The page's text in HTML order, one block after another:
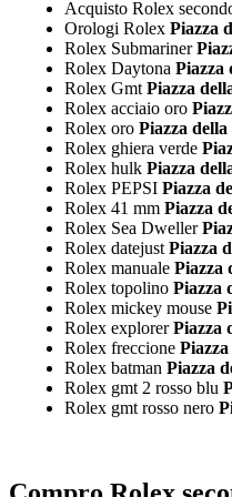
Acquisto Rolex
Orologi Rolex Piazza
Rolex Submariner
Rolex Daytona Piazza
Rolex Gmt Piazza
Rolex acciaio oro
Rolex oro Piazza
Rolex ghiera verde
Rolex hulk Piazza
Rolex PEPSI Piazza
Rolex 41 mm Piazza
Rolex Sea Dweller
Rolex datejust Piazza
Rolex manuale Piazza
Rolex topolino Piazza
Rolex mickey mouse
Rolex explorerPiazza
Rolex freccione
Rolex batman Piazza
Rolex gmt 2 rosso blu
Rolex gmt rosso nero